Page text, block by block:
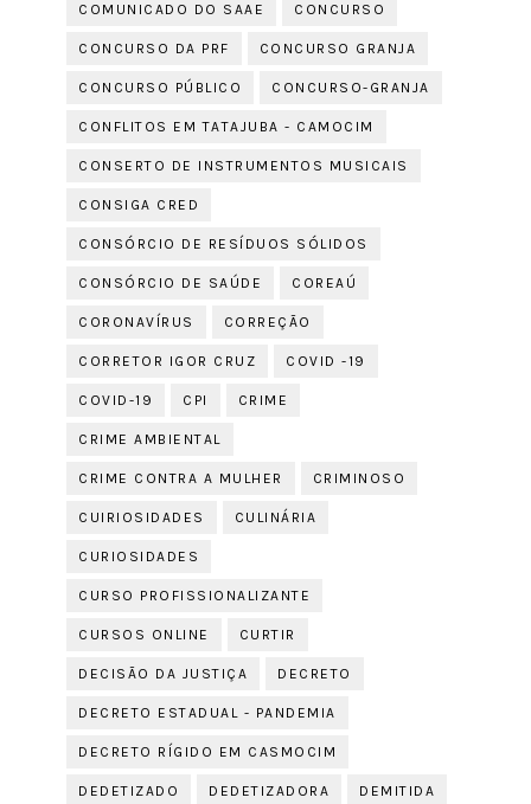
COMUNICADO DO SAAE CONCURSO
CONCURSO DA PRF CONCURSO GRANJA
CONCURSO PÚBLICO CONCURSO-GRANJA
CONFLITOS EM TATAJUBA - CAMOCIM
CONSERTO DE INSTRUMENTOS MUSICAIS
CONSIGA CRED
CONSÓRCIO DE RESÍDUOS SÓLIDOS
CONSÓRCIO DE SAÚDE COREAÚ
CORONAVÍRUS CORREÇÃO
CORRETOR IGOR CRUZ COVID -19
COVID-19 CPI CRIME
CRIME AMBIENTAL
CRIME CONTRA A MULHER CRIMINOSO
CUIRIOSIDADES CULINÁRIA
CURIOSIDADES
CURSO PROFISSIONALIZANTE
CURSOS ONLINE CURTIR
DECISÃO DA JUSTIÇA DECRETO
DECRETO ESTADUAL - PANDEMIA
DECRETO RÍGIDO EM CASMOCIM
DEDETIZADO DEDETIZADORA DEMITIDA